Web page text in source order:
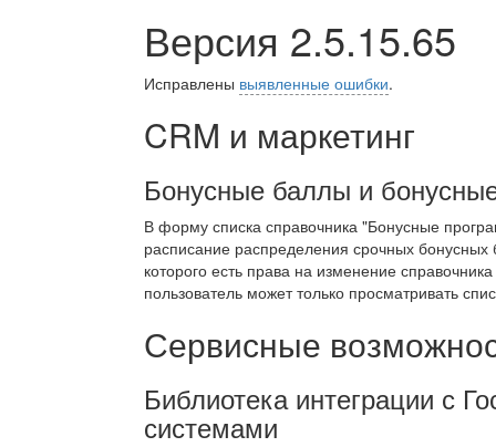
Версия 2.5.15.65
Исправлены выявленные ошибки.
CRM и маркетинг
Бонусные баллы и
В форму списка справочника "Бонусные
расписание распределения срочных
которого есть права на изменение
пользователь может только просматривать
Сервисные
Библиотека интеграции с
системами